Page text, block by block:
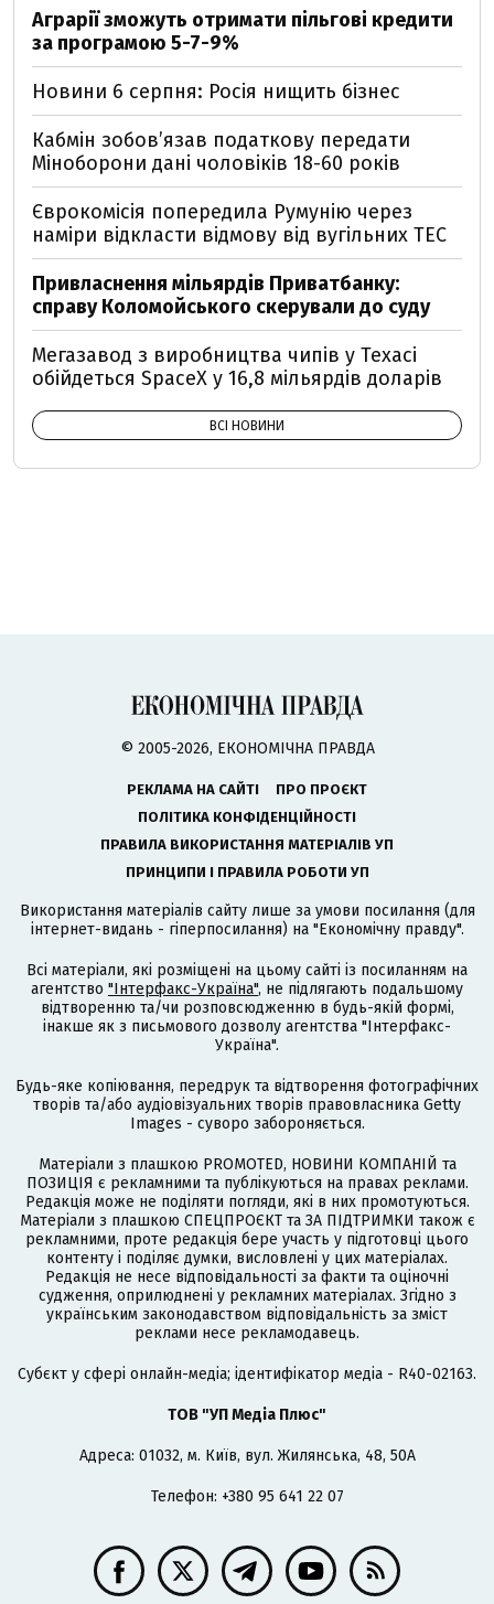
Аграрії зможуть отримати пільгові кредити
за програмою 5-7-9%
Новини 6 серпня: Росія нищить бізнес
Кабмін зобовʼязав податкову передати
Міноборони дані чоловіків 18-60 років
Єврокомісія попередила Румунію через
наміри відкласти відмову від вугільних ТЕС
Привласнення мільярдів Приватбанку:
справу Коломойського скерували до суду
Мегазавод з виробництва чипів у Техасі
обійдеться SpaceX у 16,8 мільярдів доларів
ВСІ НОВИНИ
© 2005-2026, ЕКОНОМІЧНА ПРАВДА
РЕКЛАМА НА САЙТІ
ПРО ПРОЄКТ
ПОЛІТИКА КОНФІДЕНЦІЙНОСТІ
ПРАВИЛА ВИКОРИСТАННЯ МАТЕРІАЛІВ УП
ПРИНЦИПИ І ПРАВИЛА РОБОТИ УП
Використання матеріалів сайту лише за умови посилання (для
інтернет-видань - гіперпосилання) на "Економічну правду".
Всі матеріали, які розміщені на цьому сайті із посиланням на
агентство "Інтерфакс-Україна", не підлягають подальшому
відтворенню та/чи розповсюдженню в будь-якій формі,
інакше як з письмового дозволу агентства "Інтерфакс-
Україна".
Будь-яке копіювання, передрук та відтворення фотографічних
творів та/або аудіовізуальних творів правовласника Getty
Images - суворо забороняється.
Матеріали з плашкою PROMOTED, НОВИНИ КОМПАНІЙ та
ПОЗИЦІЯ є рекламними та публікуються на правах реклами.
Редакція може не поділяти погляди, які в них промотуються.
Матеріали з плашкою СПЕЦПРОЄКТ та ЗА ПІДТРИМКИ також є
рекламними, проте редакція бере участь у підготовці цього
контенту і поділяє думки, висловлені у цих матеріалах.
Редакція не несе відповідальності за факти та оціночні
судження, оприлюднені у рекламних матеріалах. Згідно з
українським законодавством відповідальність за зміст
реклами несе рекламодавець.
Cубєкт у сфері онлайн-медіа; ідентифікатор медіа - R40-02163.
ТОВ "УП Медіа Плюс"
Адреса: 01032, м. Київ, вул. Жилянська, 48, 50А
Телефон: +380 95 641 22 07